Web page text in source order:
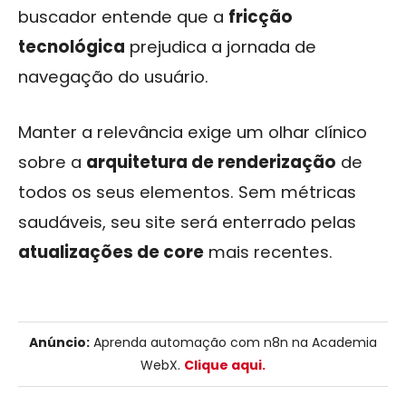
buscador entende que a fricção
tecnológica prejudica a jornada de
navegação do usuário.
Manter a relevância exige um olhar clínico
sobre a arquitetura de renderização de
todos os seus elementos. Sem métricas
saudáveis, seu site será enterrado pelas
atualizações de core mais recentes.
Anúncio: Aprenda automação com n8n na Academia
WebX. Clique aqui.